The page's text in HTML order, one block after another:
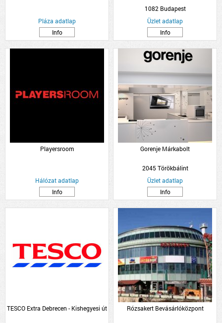
Pláza adatlap
Info
1082 Budapest
Üzlet adatlap
Info
Playersroom
Hálózat adatlap
Info
Gorenje Márkabolt
2045 Törökbálint
Üzlet adatlap
Info
TESCO Extra Debrecen - Kishegyesi út Rózsakert Bevásárlóközpont